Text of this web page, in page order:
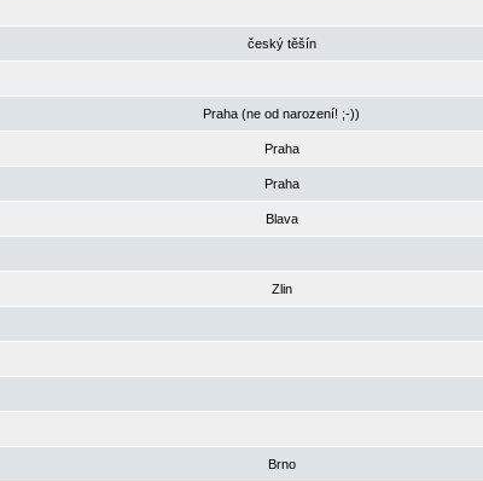
český těšín
Praha (ne od narození! ;-))
Praha
Praha
Blava
Zlin
Brno